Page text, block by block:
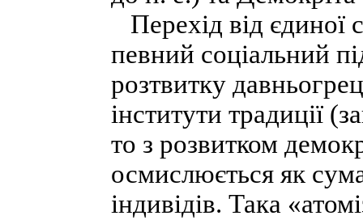
Перехід від єдиної
певний соціальний
розтвитку
інститути традиції
то з розвитком
осмислюється як
індивідів. Така